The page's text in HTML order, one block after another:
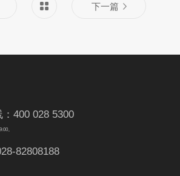
下一篇
400 028 5300
。
82808188